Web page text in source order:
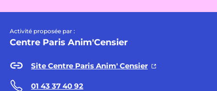
Activité proposée par :
Centre Paris Anim'Censier
Site Centre Paris Anim' Censier
01 43 37 40 92